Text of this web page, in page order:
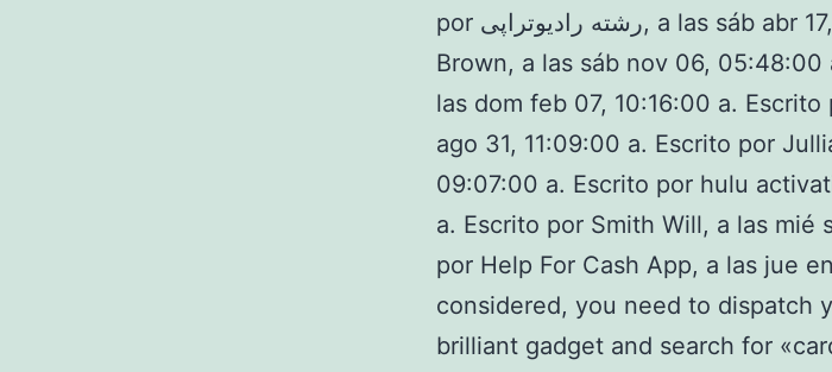
por رشته رادیوتراپی, a las sáb abr 17, 10:15:00 a. Escrito por Alice
Brown, a las sáb nov 06, 05:48:00
las dom feb 07, 10:16:00 a.
ago 31, 11:09:00 a. Escrito por
09:07:00 a. Escrito por hulu
a. Escrito por Smith Will, a las
por Help For Cash App, a las jue
considered, you need to dispatch
brilliant gadget and search for